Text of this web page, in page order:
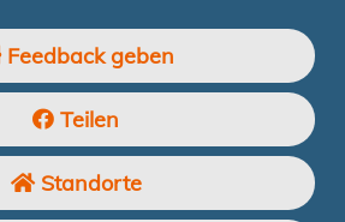
Feedback geben
Teilen
Standorte